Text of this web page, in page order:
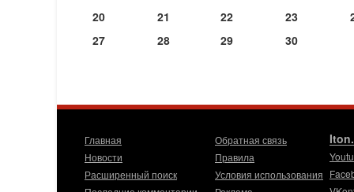
20
21 22 23
27
28 29 30
Главная
Новости
Расширенный поиск
Обратная связь
Правила
Условия использования